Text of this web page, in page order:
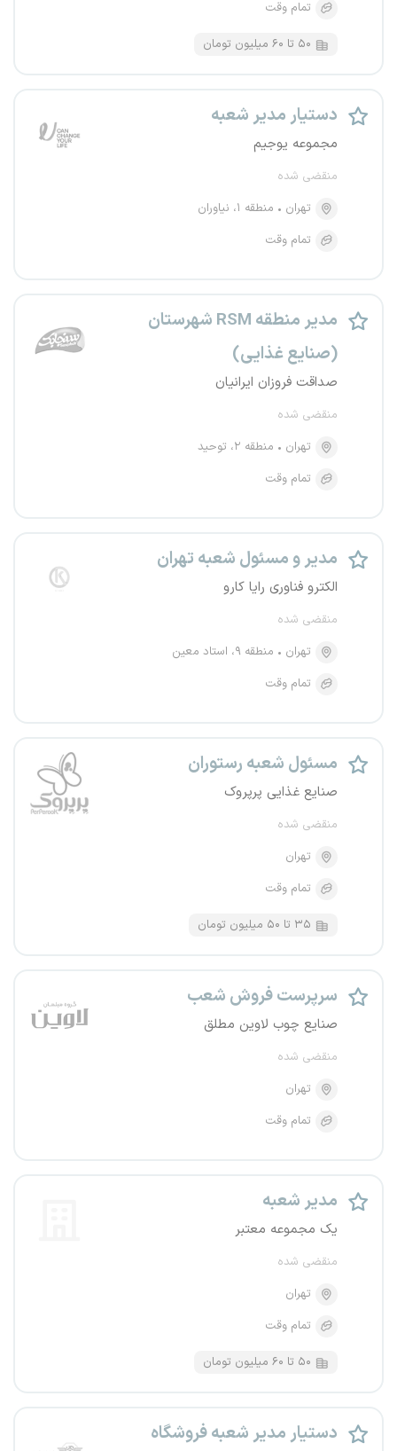
تمام وقت
۵۰ تا ۶۰ میلیون تومان
دستیار مدیر شعبه
مجموعه یوجیم
منقضی شده
تهران
منطقه ۱، نیاوران
تمام وقت
مدیر منطقه RSM شهرستان
(صنایع غذایی)
صداقت فروزان ایرانیان
منقضی شده
تهران
منطقه ۲، توحید
تمام وقت
مدیر و مسئول شعبه تهران
الکترو فناوری رایا کارو
منقضی شده
تهران
منطقه ۹، استاد معین
تمام وقت
مسئول شعبه رستوران
صنایع غذایی پرپروک
منقضی شده
تهران
تمام وقت
۳۵ تا ۵۰ میلیون تومان
سرپرست فروش شعب
صنایع چوب لاوین مطلق
منقضی شده
تهران
تمام وقت
مدیر شعبه
یک مجموعه معتبر
منقضی شده
تهران
تمام وقت
۵۰ تا ۶۰ میلیون تومان
دستیار مدیر شعبه فروشگاه